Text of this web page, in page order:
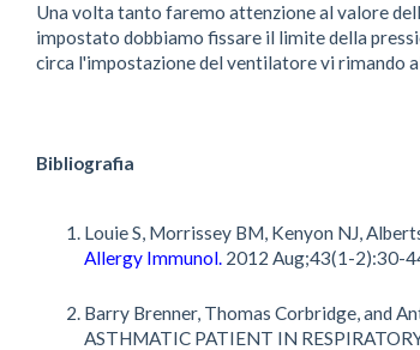
Una volta tanto faremo attenzione al valore
impostato dobbiamo fissare il limite della
circa l'impostazione del ventilatore vi rimando
Bibliografia
Louie S, Morrissey BM, Kenyon NJ,
Allergy Immunol. 2012 Aug;43(1-2):30-
Barry Brenner, Thomas Corbridge, and
ASTHMATIC PATIENT IN